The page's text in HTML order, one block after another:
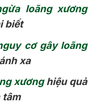
loãng xương
biết
cơ gây loãng
xa
xươnghiệu quả
tâm